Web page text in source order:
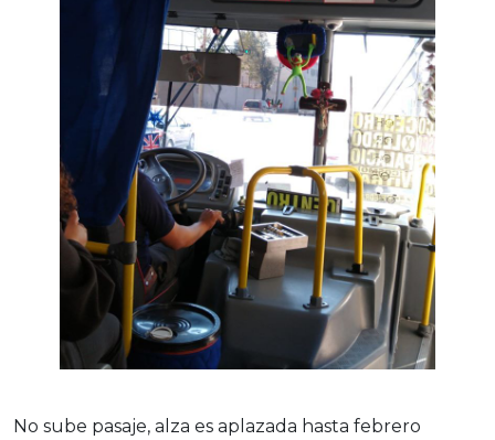
No sube pasaje, alza es aplazada hasta febrero